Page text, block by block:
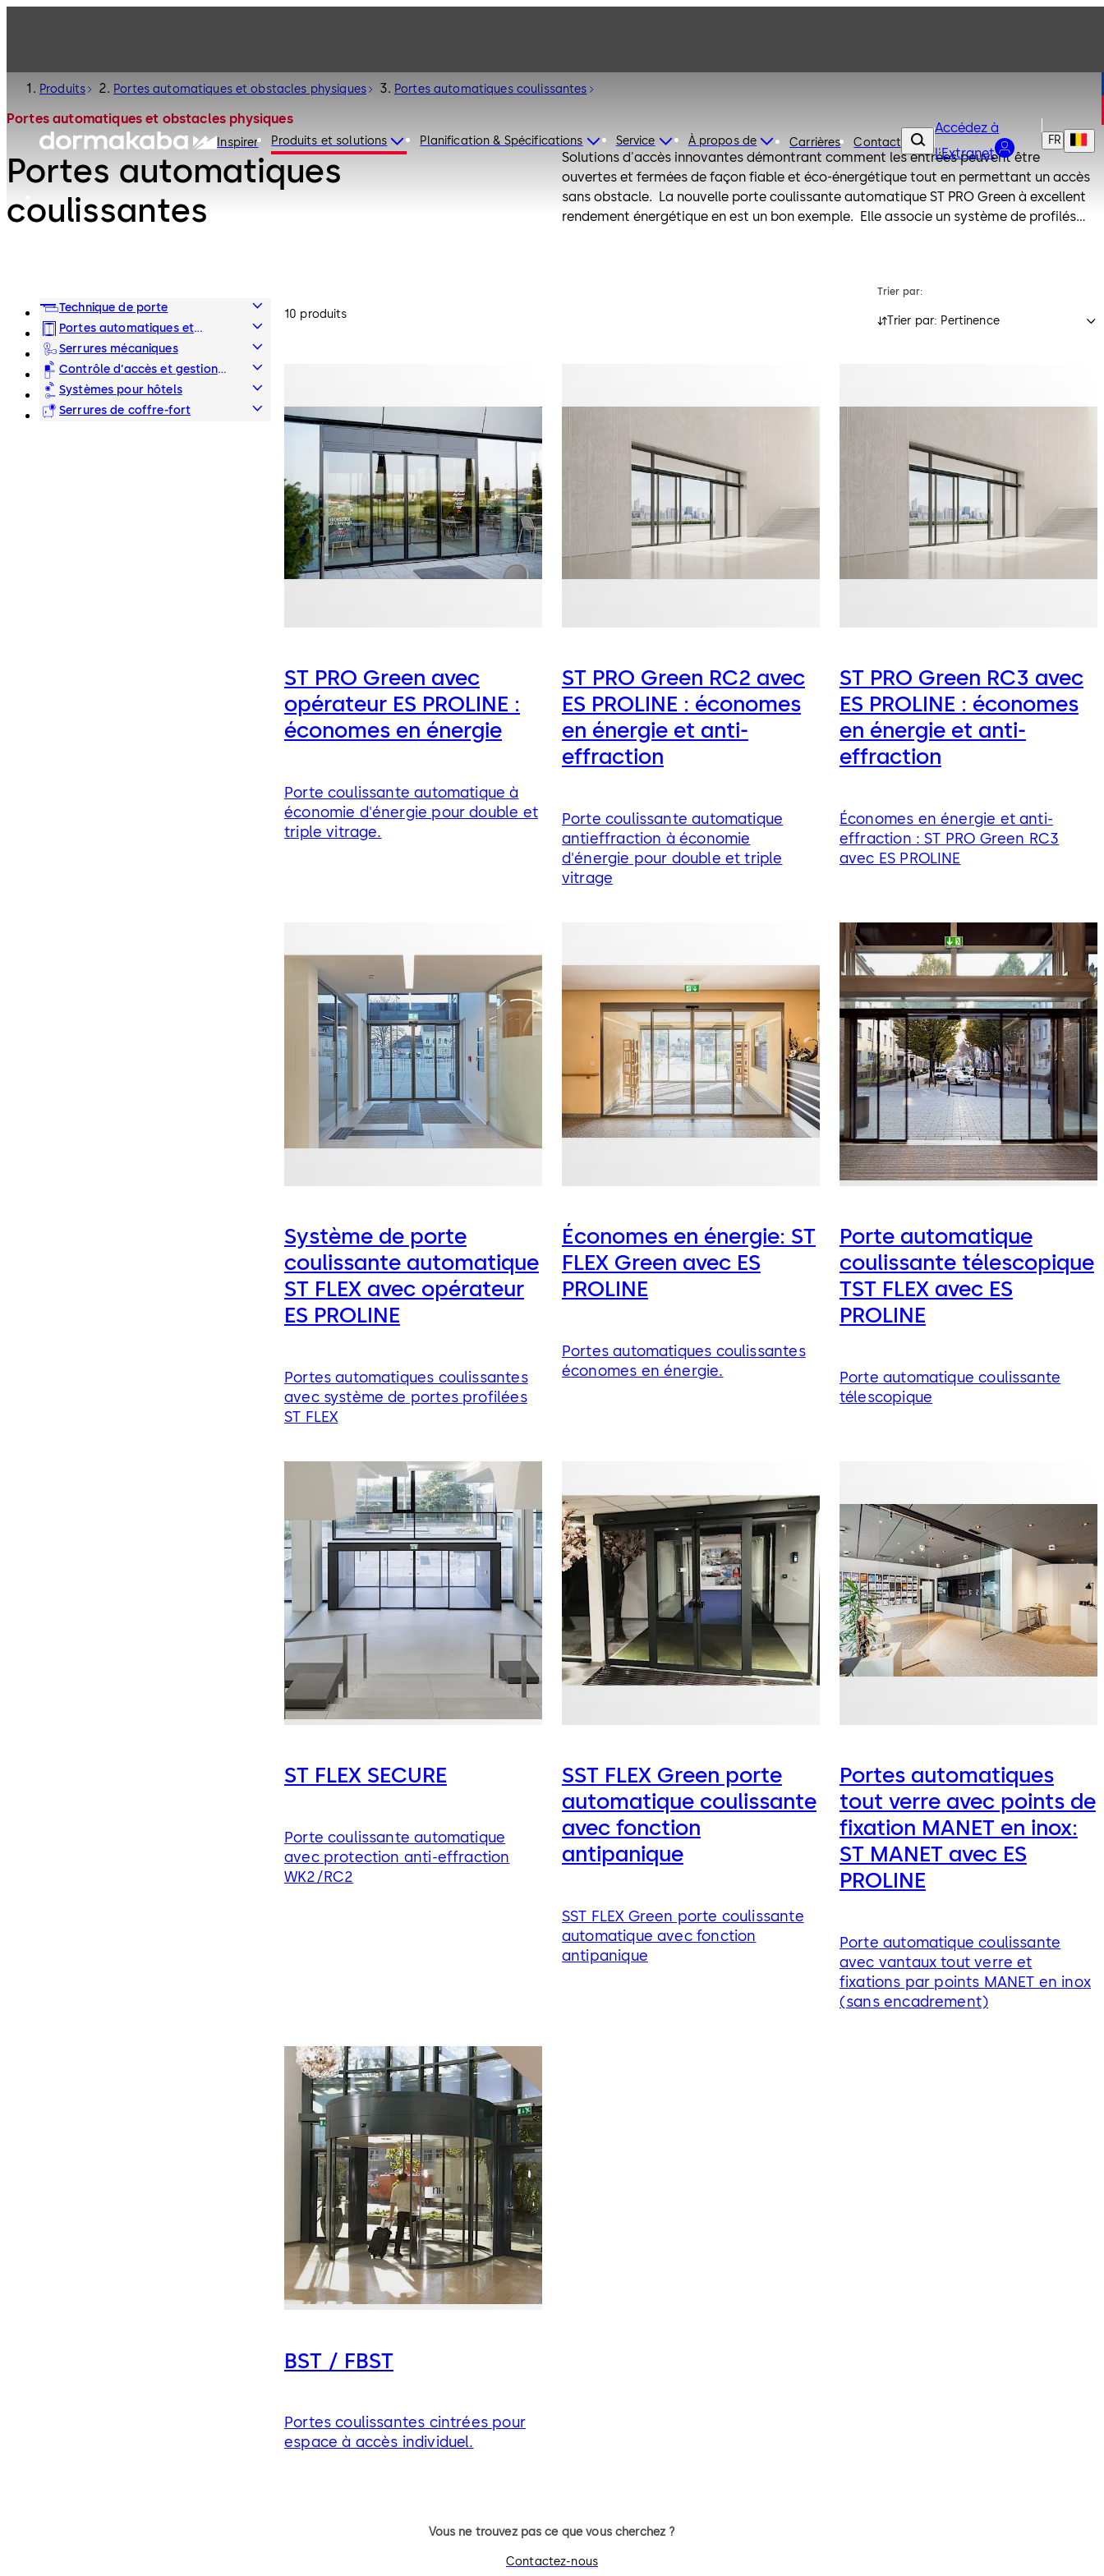
Inspirer Produits et solutions Planification & Spécifications Service À propos de Carrières Contact
Accédez à
l'Extranet
FR
Produits Portes automatiques et obstacles physiques Portes automatiques coulissantes
Portes automatiques et obstacles physiques
Portes automatiques
coulissantes
Solutions d'accès innovantes démontrant comment les entrées peuvent être
ouvertes et fermées de façon fiable et éco-énergétique tout en permettant un accès
sans obstacle. La nouvelle porte coulissante automatique ST PRO Green à excellent
rendement énergétique en est un bon exemple. Elle associe un système de profilés
Technique de porte
Portes automatiques et
obstacles physiques
Serrures mécaniques
Contrôle d’accès et gestion
des temps
Systèmes pour hôtels
Serrures de coffre-fort
Trier par:
Trier par: Pertinence
10 produits
ST PRO Green avec
opérateur ES PROLINE :
économes en énergie
Porte coulissante automatique à
économie d'énergie pour double et
triple vitrage.
ST PRO Green RC2 avec
ES PROLINE : économes
en énergie et anti-
effraction
Porte coulissante automatique
antieffraction à économie
d'énergie pour double et triple
vitrage
ST PRO Green RC3 avec
ES PROLINE : économes
en énergie et anti-
effraction
Économes en énergie et anti-
effraction : ST PRO Green RC3
avec ES PROLINE
Système de porte
coulissante automatique
ST FLEX avec opérateur
ES PROLINE
Portes automatiques coulissantes
avec système de portes profilées
ST FLEX
Économes en énergie: ST
FLEX Green avec ES
PROLINE
Portes automatiques coulissantes
économes en énergie.
Porte automatique
coulissante télescopique
TST FLEX avec ES
PROLINE
Porte automatique coulissante
télescopique
ST FLEX SECURE
Porte coulissante automatique
avec protection anti-effraction
WK2/RC2
SST FLEX Green porte
automatique coulissante
avec fonction
antipanique
SST FLEX Green porte coulissante
automatique avec fonction
antipanique
Portes automatiques
tout verre avec points de
fixation MANET en inox:
ST MANET avec ES
PROLINE
Porte automatique coulissante
avec vantaux tout verre et
fixations par points MANET en inox
(sans encadrement)
BST / FBST
Portes coulissantes cintrées pour
espace à accès individuel.
Vous ne trouvez pas ce que vous cherchez ?
Contactez-nous